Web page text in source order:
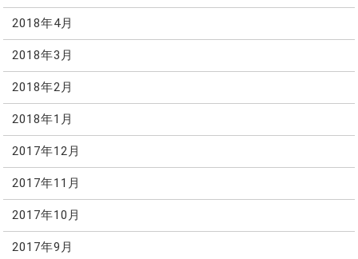
2018年4月
2018年3月
2018年2月
2018年1月
2017年12月
2017年11月
2017年10月
2017年9月